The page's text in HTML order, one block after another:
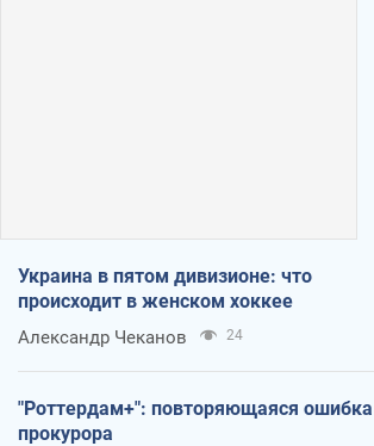
Украина в пятом дивизионе: что
происходит в женском хоккее
Александр Чеканов 24
"Роттердам+": повторяющаяся ошибка
прокурора